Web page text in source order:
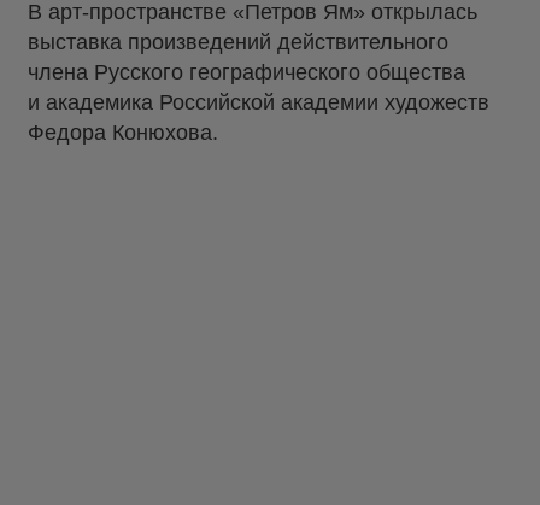
В арт-пространстве «Петров Ям» открылась
выставка произведений действительного
члена Русского географического общества
и академика Российской академии художеств
Федора Конюхова.